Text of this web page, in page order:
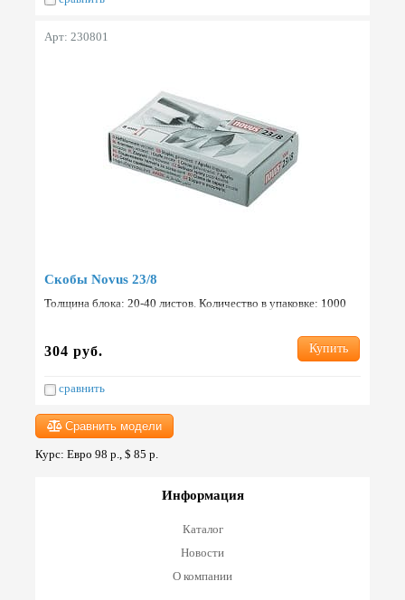
Арт: 230801
Скобы Novus 23/8
Толщина блока: 20-40 листов. Количество в упаковке: 1000
304 руб. Купить
сравнить
Сравнить модели
Курс: Евро 98 р., $ 85 р.
Информация
Каталог
Новости
О компании